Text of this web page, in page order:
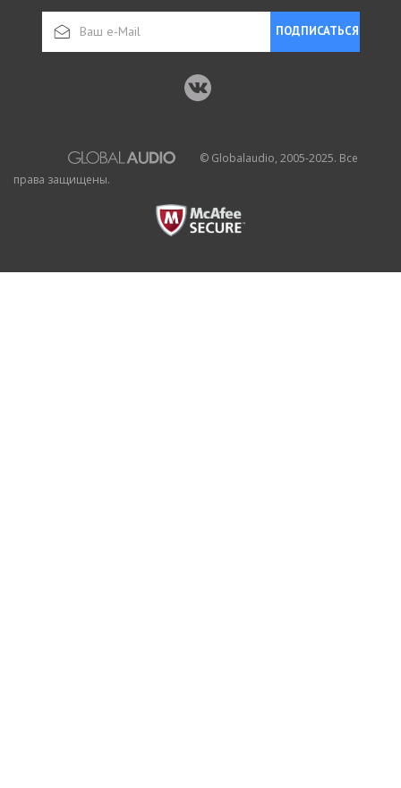
ПОДПИСАТЬСЯ
© Globalaudio, 2005-2025. Все
права защищены.